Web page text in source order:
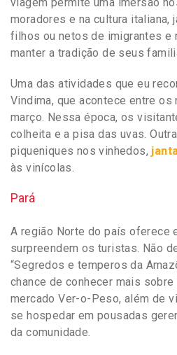
moradores e na cultura italiana,
filhos ou netos de imigrantes e
manter a tradição de seus
Uma das atividades que eu
Vindima, que acontece entre os
março. Nessa época, os
colheita e a pisa das uvas.
piqueniques nos vinhedos,
às vinícolas.
Pará
A região Norte do país oferece
surpreendem os turistas. Não
“Segredos e temperos da
chance de conhecer mais
mercado Ver-o-Peso, além de
se hospedar em pousadas
da comunidade.